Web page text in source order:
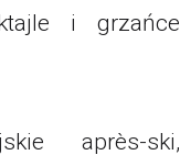
i grzańce
après-ski,